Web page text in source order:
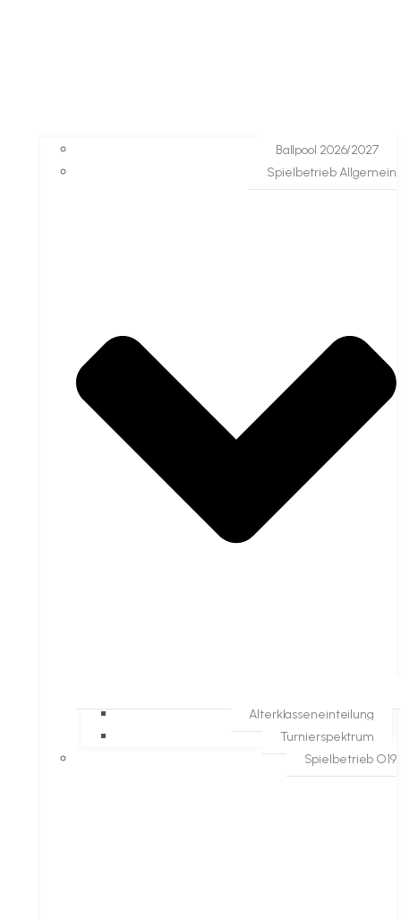
Ballpool 2026/2027
Spielbetrieb Allgemein
Alterklasseneinteilung
Turnierspektrum
Spielbetrieb O19